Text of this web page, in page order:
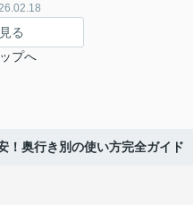
る
プへ
！奥行き別の使い方完全ガイド